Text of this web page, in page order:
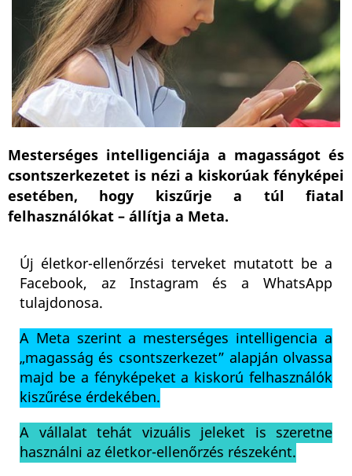
Mesterséges intelligenciája a magasságot és
csontszerkezetet is nézi a kiskorúak fényképei
esetében, hogy kiszűrje a túl fiatal
felhasználókat – állítja a Meta.
Új életkor-ellenőrzési terveket mutatott be a
Facebook, az Instagram és a WhatsApp
tulajdonosa.
A Meta szerint a mesterséges intelligencia a
„magasság és csontszerkezet” alapján olvassa
majd be a fényképeket a kiskorú felhasználók
kiszűrése érdekében.
A vállalat tehát vizuális jeleket is szeretne
használni az életkor-ellenőrzés részeként.